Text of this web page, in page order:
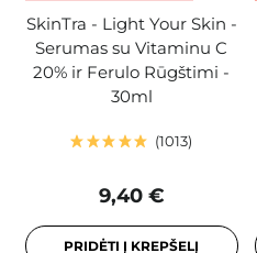
SkinTra - Light Your Skin -
Serumas su Vitaminu C
20% ir Ferulo Rūgštimi -
30ml
1013
9,40 €
PRIDĖTI Į KREPŠELĮ